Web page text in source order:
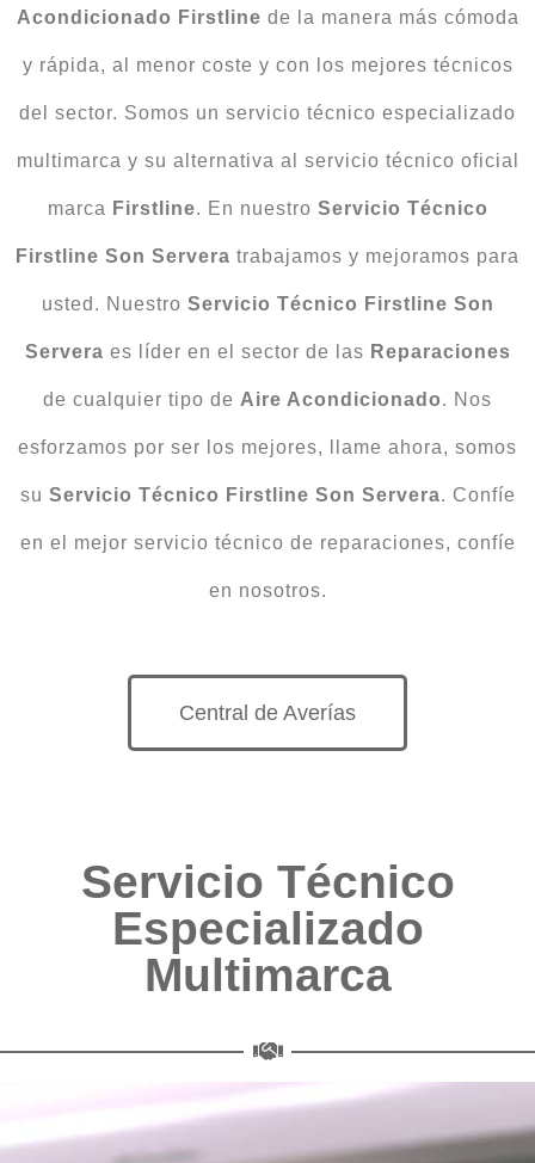
Acondicionado Firstline de la manera más cómoda
y rápida, al menor coste y con los mejores técnicos
del sector. Somos un servicio técnico especializado
multimarca y su alternativa al servicio técnico oficial
marca Firstline. En nuestro Servicio Técnico
Firstline Son Servera trabajamos y mejoramos para
usted. Nuestro Servicio Técnico Firstline Son
Servera es líder en el sector de las Reparaciones
de cualquier tipo de Aire Acondicionado. Nos
esforzamos por ser los mejores, llame ahora, somos
su Servicio Técnico Firstline Son Servera. Confíe
en el mejor servicio técnico de reparaciones, confíe
en nosotros.
Central de Averías
Servicio Técnico
Especializado
Multimarca